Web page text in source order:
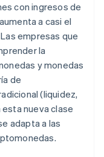
con ingresos de
a casi el
empresas que
la
y monedas
de
(liquidez,
nueva clase
adapta a las